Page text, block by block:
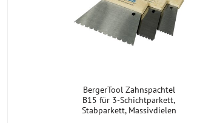
BergerTool Zahnspachtel
B15 für 3-Schichtparkett,
Stabparkett, Massivdielen